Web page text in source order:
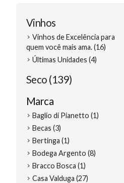
Vinhos
Vinhos de Excelência para
quem você mais ama. (16)
Últimas Unidades (4)
Seco (139)
Marca
Baglio di Pianetto (1)
Becas (3)
Bertinga (1)
Bodega Argento (8)
Bracco Bosca (1)
Casa Valduga (27)